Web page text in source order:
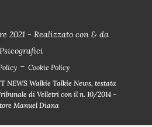
2021 - Realizzato con & da
Psicografici
- Cookie Policy
NEWS Walkie Talkie News, testata
di Velletri con il n. 10/2014 -
Manuel Diana